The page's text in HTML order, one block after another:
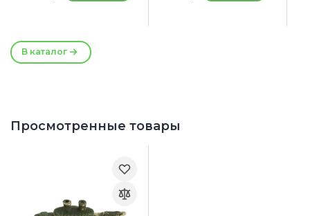
В каталог
Просмотренные товары